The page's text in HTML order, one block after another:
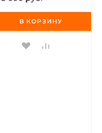
В КОРЗИНУ